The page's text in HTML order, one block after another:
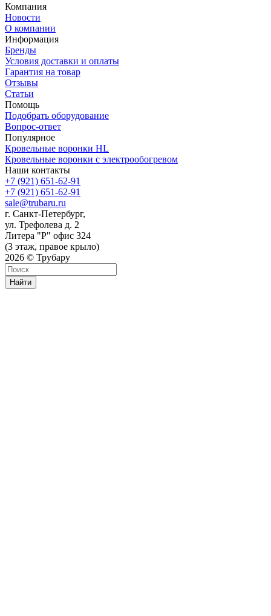
Компания
Новости
О компании
Информация
Бренды
Условия доставки и оплаты
Гарантия на товар
Отзывы
Статьи
Помощь
Подобрать оборудование
Вопрос-ответ
Популярное
Кровельные воронки HL
Кровельные воронки с электрообогревом
Наши контакты
+7 (921) 651-62-91
+7 (921) 651-62-91
sale@trubaru.ru
г. Санкт-Петербург,
ул. Трефолева д. 2
Литера "Р" офис 324
(3 этаж, правое крыло)
2026 © Трубару
Найти